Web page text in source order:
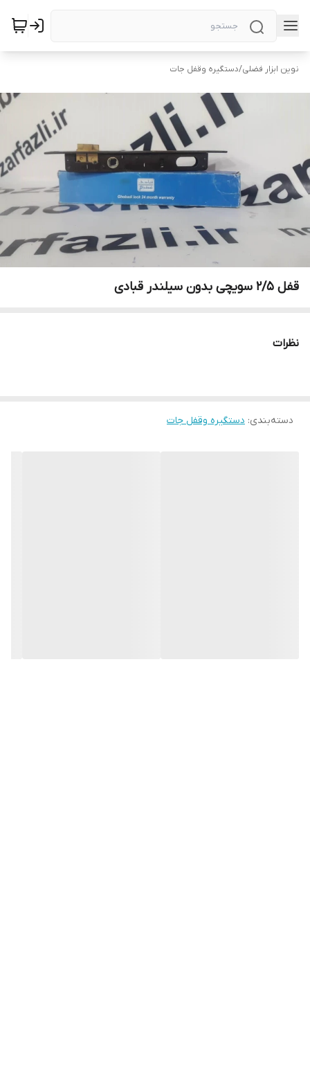
نوین ابزار فضلی/دستگیره وقفل جات
قفل 2/5 سویچی بدون سیلندر قبادی
نظرات
دسته‌بندی: دستگیره وقفل جات